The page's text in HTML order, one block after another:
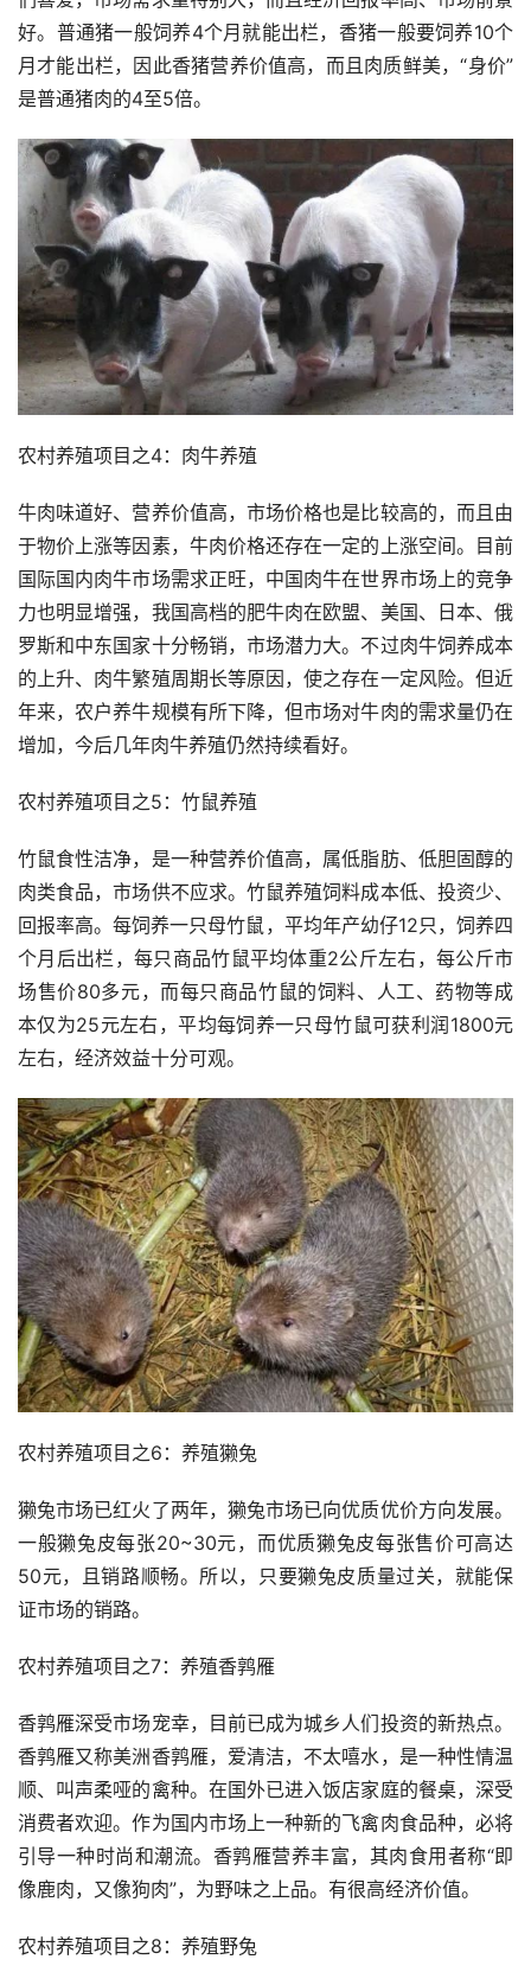
好。普通猪一般饲养4个月就能出栏，香猪一般要饲养10个
月才能出栏，因此香猪营养价值高，而且肉质鲜美，“身价”
是普通猪肉的4至5倍。
农村养殖项目之4：肉牛养殖
牛肉味道好、营养价值高，市场价格也是比较高的，而且由
于物价上涨等因素，牛肉价格还存在一定的上涨空间。目前
国际国内肉牛市场需求正旺，中国肉牛在世界市场上的竞争
力也明显增强，我国高档的肥牛肉在欧盟、美国、日本、俄
罗斯和中东国家十分畅销，市场潜力大。不过肉牛饲养成本
的上升、肉牛繁殖周期长等原因，使之存在一定风险。但近
年来，农户养牛规模有所下降，但市场对牛肉的需求量仍在
增加，今后几年肉牛养殖仍然持续看好。
农村养殖项目之5：竹鼠养殖
竹鼠食性洁净，是一种营养价值高，属低脂肪、低胆固醇的
肉类食品，市场供不应求。竹鼠养殖饲料成本低、投资少、
回报率高。每饲养一只母竹鼠，平均年产幼仔12只，饲养四
个月后出栏，每只商品竹鼠平均体重2公斤左右，每公斤市
场售价80多元，而每只商品竹鼠的饲料、人工、药物等成
本仅为25元左右，平均每饲养一只母竹鼠可获利润1800元
左右，经济效益十分可观。
农村养殖项目之6：养殖獭兔
獭兔市场已红火了两年，獭兔市场已向优质优价方向发展。
一般獭兔皮每张20~30元，而优质獭兔皮每张售价可高达
50元，且销路顺畅。所以，只要獭兔皮质量过关，就能保
证市场的销路。
农村养殖项目之7：养殖香鹑雁
香鹑雁深受市场宠幸，目前已成为城乡人们投资的新热点。
香鹑雁又称美洲香鹑雁，爱清洁，不太嘻水，是一种性情温
顺、叫声柔哑的禽种。在国外已进入饭店家庭的餐桌，深受
消费者欢迎。作为国内市场上一种新的飞禽肉食品种，必将
引导一种时尚和潮流。香鹑雁营养丰富，其肉食用者称“即
像鹿肉，又像狗肉”，为野味之上品。有很高经济价值。
农村养殖项目之8：养殖野兔